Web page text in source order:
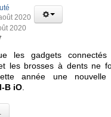
2020
2020
les gadgets connectés
les brosses à dents ne
année une
B iO